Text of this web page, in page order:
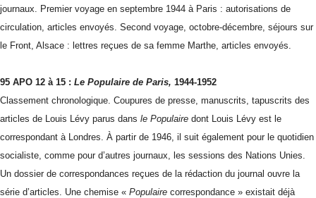
journaux. Premier voyage en septembre 1944 à Paris : autorisations de
circulation, articles envoyés. Second voyage, octobre-décembre, séjours sur
le Front, Alsace : lettres reçues de sa femme Marthe, articles envoyés.
95 APO 12 à 15 : Le Populaire de Paris, 1944-1952
Classement chronologique. Coupures de presse, manuscrits, tapuscrits des
articles de Louis Lévy parus dans le Populaire dont Louis Lévy est le
correspondant à Londres. À partir de 1946, il suit également pour le quotidien
socialiste, comme pour d’autres journaux, les sessions des Nations Unies.
Un dossier de correspondances reçues de la rédaction du journal ouvre la
série d’articles. Une chemise « Populaire correspondance » existait déjà